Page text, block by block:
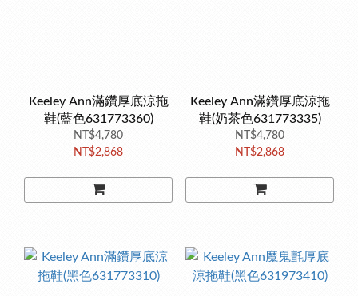
Keeley Ann滿鑽厚底涼拖
鞋(藍色631773360)
NT$4,780
NT$2,868
Keeley Ann滿鑽厚底涼拖
鞋(奶茶色631773335)
NT$4,780
NT$2,868